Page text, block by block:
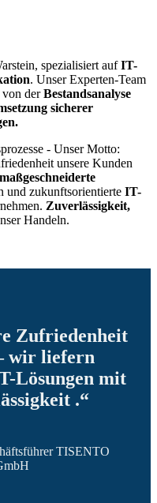
spezialisiert aufIT-
. Unser Experten-Team
von derBestandsanalyse
sicherer
- Unser Motto:
unsere Kunden
maßgeschneiderte
und zukunftsorientierte IT-
Zuverlässigkeit,
Handeln.
Zufriedenheit
wir liefern
Lösungen mit
.“
TISENTO